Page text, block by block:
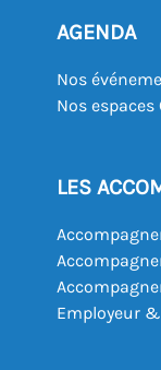
AGENDA
Nos
Nos espaces
LES
Employeur